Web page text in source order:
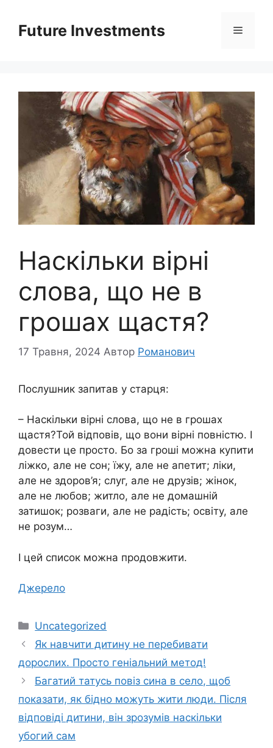
вмістуFuture Investments Меню
Наскільки вірні
слова, що не в
грошах щастя?
17 Травня, 2024 Автор Романович
Послушник запитав у старця:
– Наскільки вірні слова, що не в грошах
щастя?Той відповів, що вони вірні повністю. І
довести це просто. Бо за гроші можна купити
ліжко, але не сон; їжу, але не апетит; ліки,
але не здоров’я; слуг, але не друзів; жінок,
але не любов; житло, але не домашній
затишок; розваги, але не радість; освіту, але
не розум…
І цей список можна продовжити.
Джерело
Категорії
Uncategorized
Як навчити дитину не перебивати
дорослих. Просто геніальний метод!
Багатий татусь повіз сина в село, щоб
показати, як бідно можуть жити люди. Після
відповіді дитини, він зрозумів наскільки
убогий сам